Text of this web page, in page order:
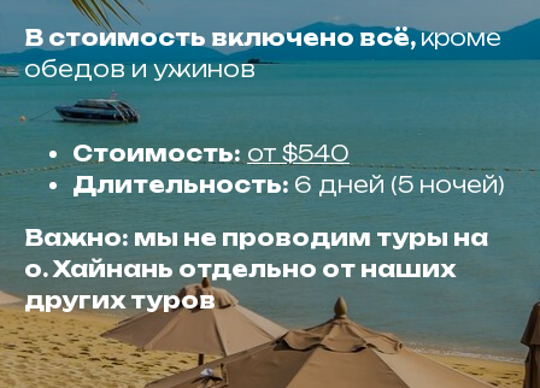
В стоимость включено всё,кроме
обедов и ужинов
Стоимость: от $540
Длительность: 6 дней (5 ночей)
Важно: мы не проводим туры на
о. Хайнань отдельно от наших
других туров